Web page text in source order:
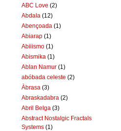
ABC Love (2)
Abdala (12)
Abençoada (1)
Abiarap (1)
Abiiismo (1)
Abismika (1)
Ablan Namur (1)
abóbada celeste (2)
Àbrasa (3)
Abraskadabra (2)
Abril Belga (3)
Abstract Nostalgic Fractals
Systems (1)